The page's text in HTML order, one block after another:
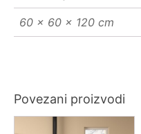
60 × 60 × 120 cm
Povezani proizvodi